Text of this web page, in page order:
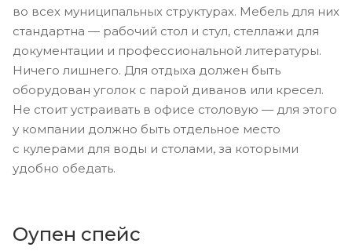
во всех муниципальных структурах. Мебель для них
стандартна — рабочий стол и стул, стеллажи для
документации и профессиональной литературы.
Ничего лишнего. Для отдыха должен быть
оборудован уголок с парой диванов или кресел.
Не стоит устраивать в офисе столовую — для этого
у компании должно быть отдельное место
с кулерами для воды и столами, за которыми
удобно обедать.
Оупен спейс